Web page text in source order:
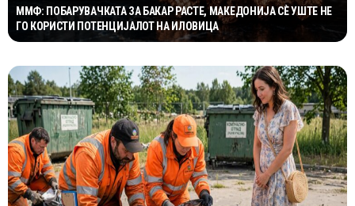
ММФ: ПОБАРУВАЧКАТА ЗА БАКАР РАСТЕ, МАКЕДОНИЈА СÈ УШТЕ НЕ
ГО КОРИСТИ ПОТЕНЦИЈАЛОТ НА ИЛОВИЦА